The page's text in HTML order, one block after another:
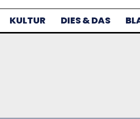
KULTUR DIES & DAS